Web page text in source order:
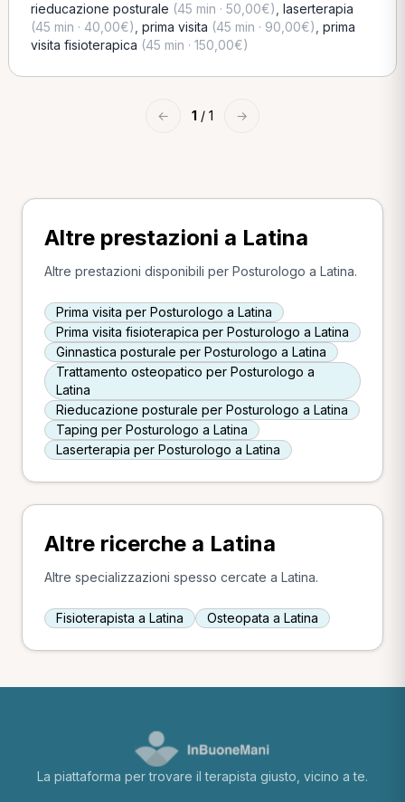
rieducazione posturale (45 min · 50,00€) laserterapia
(45 min · 40,00€) prima visita (45 min · 90,00€) prima
visita fisioterapica (45 min · 150,00€)
← 1 / 1 →
Altre prestazioni a Latina
Altre prestazioni disponibili per Posturologo a Latina.
Prima visita per Posturologo a Latina
Prima visita fisioterapica per Posturologo a Latina
Ginnastica posturale per Posturologo a Latina
Trattamento osteopatico per Posturologo a
Latina
Rieducazione posturale per Posturologo a Latina
Taping per Posturologo a Latina
Laserterapia per Posturologo a Latina
Altre ricerche a Latina
Altre specializzazioni spesso cercate a Latina.
Fisioterapista a Latina Osteopata a Latina
La piattaforma per trovare il terapista giusto, vicino a te.